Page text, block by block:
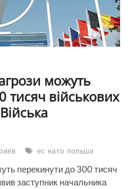
можуть
тисяч військових
ес нато польша
перекинути до 300 тисяч
заступник начальника